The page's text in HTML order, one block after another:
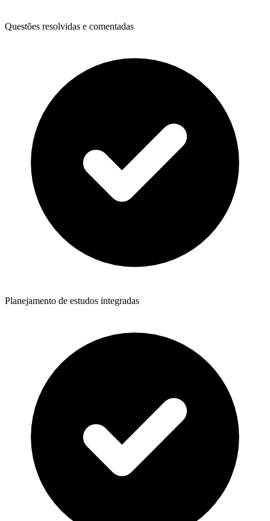
Questões resolvidas e comentadas
Planejamento de estudos integradas